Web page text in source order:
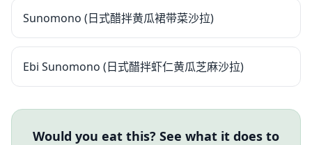
Sunomono (日式醋拌黄瓜裙带菜沙拉)
Ebi Sunomono (日式醋拌虾仁黄瓜芝麻沙拉)
Would you eat this? See what it does to